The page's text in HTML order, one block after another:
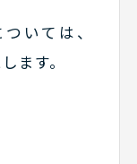
いては、
ます。